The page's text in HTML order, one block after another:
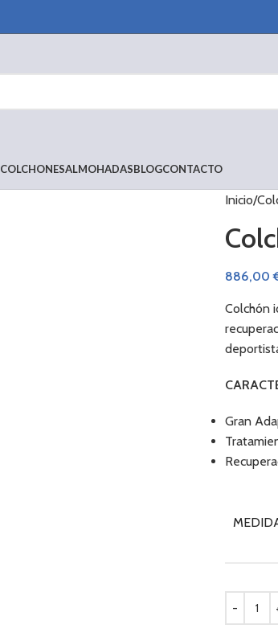
COLCHONESALMOHADASBLOGCONTACTO
Inicio
886,00
Colchón
Gran